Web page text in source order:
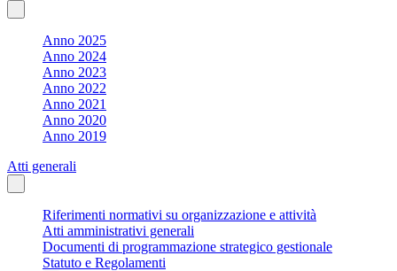
Anno 2025
Anno 2024
Anno 2023
Anno 2022
Anno 2021
Anno 2020
Anno 2019
Atti generali
Riferimenti normativi su organizzazione e attività
Atti amministrativi generali
Documenti di programmazione strategico gestionale
Statuto e Regolamenti